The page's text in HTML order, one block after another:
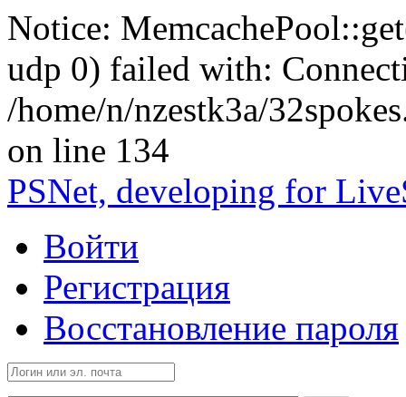
Notice:
udp 0) failed with:
/home/n/nzestk3a/
on line 134
PSNet, developing for
Войти
Регистрация
Восстановление пароля